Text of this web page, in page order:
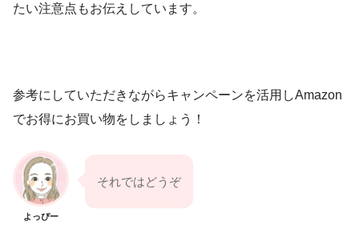
たい注意点もお伝えしています。
参考にしていただきながらキャンペーンを活用しAmazon
でお得にお買い物をしましょう！
よっぴー
それではどうぞ